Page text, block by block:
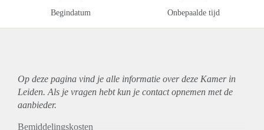
Begindatum Onbepaalde tijd
Op deze pagina vind je alle informatie over deze Kamer in
Leiden. Als je vragen hebt kun je contact opnemen met de
aanbieder.
Bemiddelingskosten